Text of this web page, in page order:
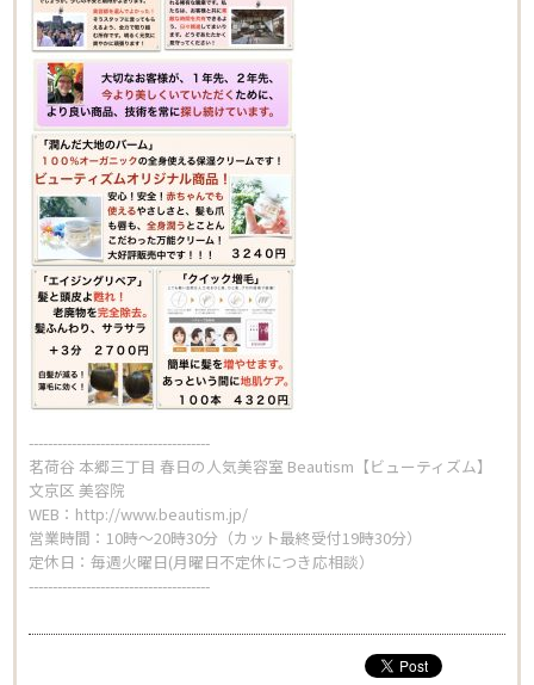
--------------------------------------
茗荷谷 本郷三丁目 春日の人気美容室 Beautism【ビューティズム】
文京区 美容院
WEB： http://www.beautism.jp/
営業時間：10時～20時30分（カット最終受付19時30分）
定休日：毎週火曜日(月曜日不定休につき応相談）
--------------------------------------
Beautism
茗荷谷店
Beautism
本郷三丁目店
Beautism
春日店
Beautism
loundge